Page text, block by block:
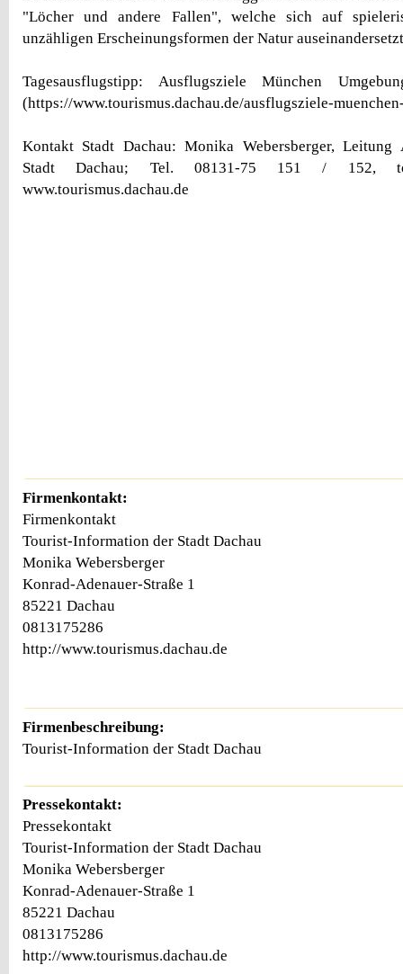
"Löcher und andere Fallen", welche sich auf
unzähligen Erscheinungsformen der Natur
Tagesausflugstipp: Ausflugsziele München
(https://www.tourismus.dachau.de/ausflugsziele-
Kontakt Stadt Dachau: Monika Webersberger, Leitung
Stadt Dachau; Tel. 08131-75 151 / 152,
www.tourismus.dachau.de
Firmenkontakt:
Firmenkontakt
Tourist-Information der Stadt Dachau
Monika Webersberger
Konrad-Adenauer-Straße 1
85221 Dachau
0813175286
http://www.tourismus.dachau.de
Firmenbeschreibung:
Tourist-Information der Stadt Dachau
Pressekontakt:
Pressekontakt
Tourist-Information der Stadt Dachau
Monika Webersberger
Konrad-Adenauer-Straße 1
85221 Dachau
0813175286
http://www.tourismus.dachau.de